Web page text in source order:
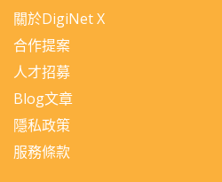
關於DigiNet X
合作提案
人才招募
Blog文章
隱私政策
服務條款